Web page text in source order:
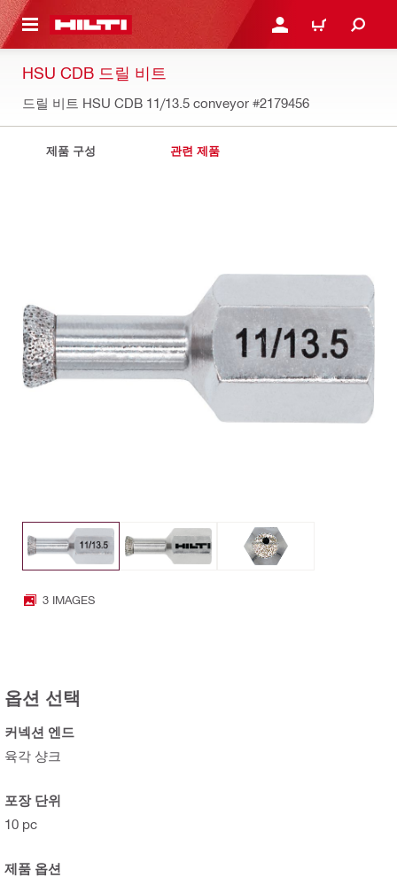
으로 건너뛰기 로그인 또는 회원가입
장바구니
HSU CDB 드릴 비트
드릴 비트 HSU CDB 11/13.5 conveyor #2179456
제품 구성 관련 제품
3 IMAGES
옵션 선택
커넥션 엔드
육각 샹크
포장 단위
10 pc
제품 옵션